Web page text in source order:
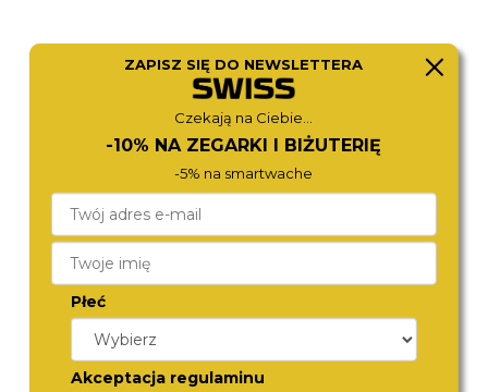
EM1136-87D
1 580,-
971857 49 25 50
1 480,-
ZAPISZ SIĘ DO NEWSLETTERA
Czekają na Ciebie...
-10% NA ZEGARKI I BIŻUTERIĘ
-5% na smartwache
Płeć
Akceptacja regulaminu